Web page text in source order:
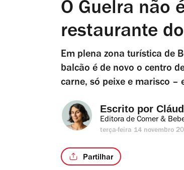
O Guelra não
restaurante
Em plena zona turística de
balcão é de novo o centro
carne, só peixe e marisco –
Escrito por
Editora de Comer &
terça-feira 14 novembro
Partilhar